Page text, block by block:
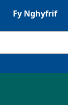
gyda
Fy Nghyfrif